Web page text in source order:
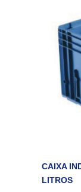
CAIXA
LITROS